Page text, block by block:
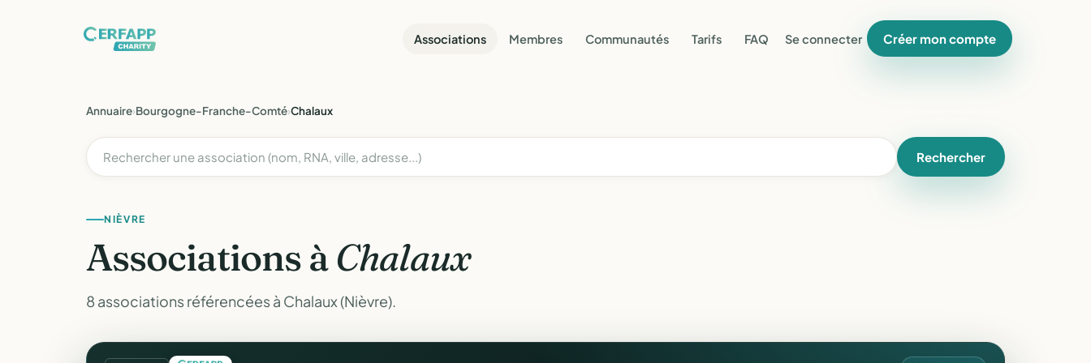
Associations Membres Communautés Tarifs FAQ Se connecter Créer mon compte
Annuaire›Bourgogne-Franche-Comté›Chalaux
Rechercher
NIÈVRE
Associations àChalaux
8 associations référencées à Chalaux (Nièvre).